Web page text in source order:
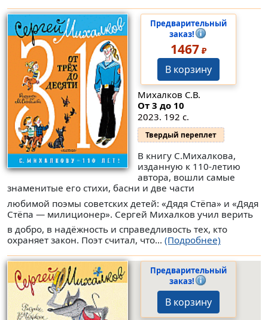
Предварительный
заказ!
1467 ₽
В корзину
Михалков С.В.
От 3 до 10
2023. 192 с.
Твердый переплет
В книгу С.Михалкова,
изданную к 110-летию
автора, вошли самые
знаменитые его стихи, басни и две части
любимой поэмы советских детей: «Дядя Стёпа» и «Дядя
Стёпа — милиционер». Сергей Михалков учил верить
в добро, в надёжность и справедливость тех, кто
охраняет закон. Поэт считал, что... (Подробнее)
Предварительный
заказ!
В корзину